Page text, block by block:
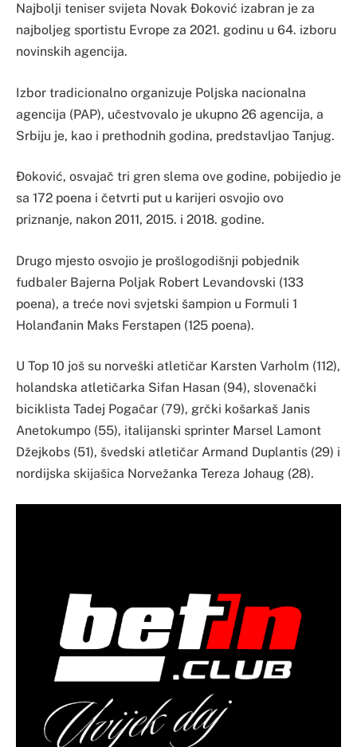
Najbolji teniser svijeta Novak Ðoković izabran je za
najboljeg sportistu Evrope za 2021. godinu u 64. izboru
novinskih agencija.
Izbor tradicionalno organizuje Poljska nacionalna
agencija (PAP), učestvovalo je ukupno 26 agencija, a
Srbiju je, kao i prethodnih godina, predstavljao Tanjug.
Ðoković, osvajač tri gren slema ove godine, pobijedio je
sa 172 poena i četvrti put u karijeri osvojio ovo
priznanje, nakon 2011, 2015. i 2018. godine.
Drugo mjesto osvojio je prošlogodišnji pobjednik
fudbaler Bajerna Poljak Robert Levandovski (133
poena), a treće novi svjetski šampion u Formuli 1
Holanđanin Maks Ferstapen (125 poena).
U Top 10 još su norveški atletičar Karsten Varholm (112),
holandska atletičarka Sifan Hasan (94), slovenački
biciklista Tadej Pogačar (79), grčki košarkaš Janis
Anetokumpo (55), italijanski sprinter Marsel Lamont
Džejkobs (51), švedski atletičar Armand Duplantis (29) i
nordijska skijašica Norvežanka Tereza Johaug (28).